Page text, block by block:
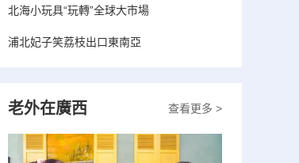
北海小玩具“玩轉”全球大市場
浦北妃子笑荔枝出口東南亞
查看更多 >
老外在廣西